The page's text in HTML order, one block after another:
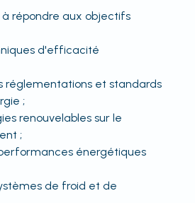
répondre aux objectifs
d'efficacité
réglementations et standards
;
renouvelables sur le
;
énergétiques
de froid et de